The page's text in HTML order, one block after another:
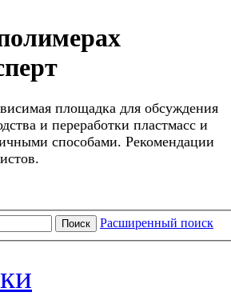
площадка для обсуждения
и переработки пластмасс и
способами. Рекомендации
Поиск Расширенный поиск